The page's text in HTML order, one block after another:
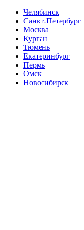
Челябинск
Санкт-Петербург
Москва
Курган
Тюмень
Екатеринбург
Пермь
Омск
Новосибирск